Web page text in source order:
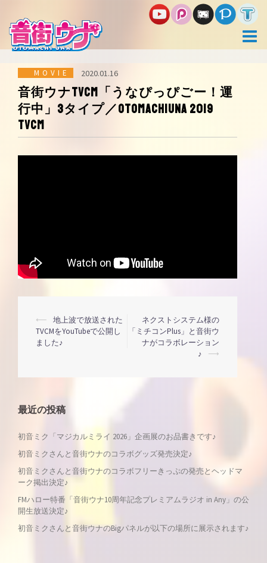
コ
ン
テ
ン
ツ
MOVIE 2020.01.16
音街ウナTVCM「うなぴっぴごー！運
行中」3タイプ／otomachiuna 2019
TVCM
投
稿
ナ
ビ
ゲ
ー
シ
ョ
⟵
地上波で放送された
TVCMをYouTubeで公開し
ました♪
ネクストシステム様の
「ミチコンPlus」と音街ウ
ナがコラボレーション
♪
⟶
最近の投稿
初音ミク「マジカルミライ 2026」企画展のお品書きです♪
初音ミクさんと音街ウナのコラボグッズ発売決定♪
初音ミクさんと音街ウナのコラボフリーきっぷの発売とヘッドマ
ーク掲出決定♪
FMハロー特番「音街ウナ10周年記念プレミアムラジオ in Any」の公
開生放送決定♪
初音ミクさんと音街ウナのBigパネルが以下の場所に展示されます♪